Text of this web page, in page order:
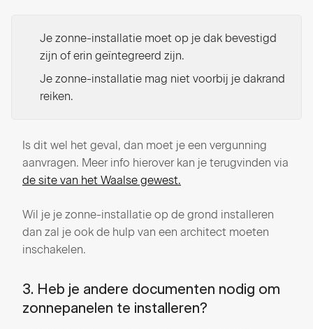
Je zonne-installatie moet op je dak bevestigd
zijn of erin geïntegreerd zijn.
Je zonne-installatie mag niet voorbij je dakrand
reiken.
Is dit wel het geval, dan moet je een vergunning
aanvragen. Meer info hierover kan je terugvinden via
de site van het Waalse gewest.
Wil je je zonne-installatie op de grond installeren
dan zal je ook de hulp van een architect moeten
inschakelen.
3. Heb je andere documenten nodig om
zonnepanelen te installeren?